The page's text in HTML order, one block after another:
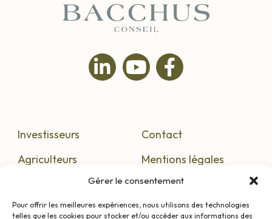
Gérer le consentement
Pour offrir les meilleures expériences, nous utilisons des technologies
telles que les cookies pour stocker et/ou accéder aux informations des
Investisseurs
Agriculteurs
Contact
Mentions légales
Confidentialité